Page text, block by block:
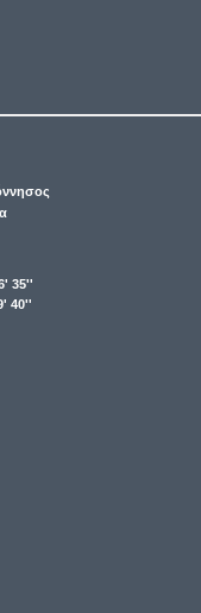
35''
40''